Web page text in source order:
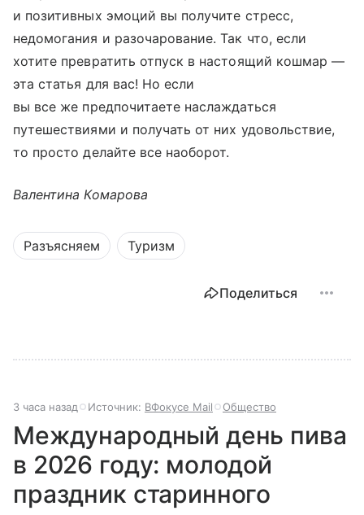
и позитивных эмоций вы получите стресс,
недомогания и разочарование. Так что, если
хотите превратить отпуск в настоящий кошмар —
эта статья для вас! Но если
вы все же предпочитаете наслаждаться
путешествиями и получать от них удовольствие,
то просто делайте все наоборот.
Валентина Комарова
Разъясняем Туризм
Поделиться
3 часа назад Источник: ВФокусе Mail Общество
Международный день пива
в 2026 году: молодой
праздник старинного